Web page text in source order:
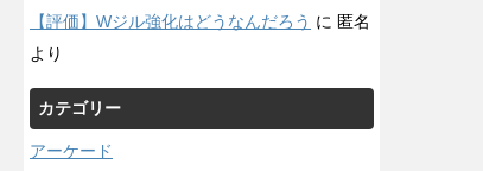
【評価】Wジル強化はどうなんだろう に 匿名
より
カテゴリー
アーケード